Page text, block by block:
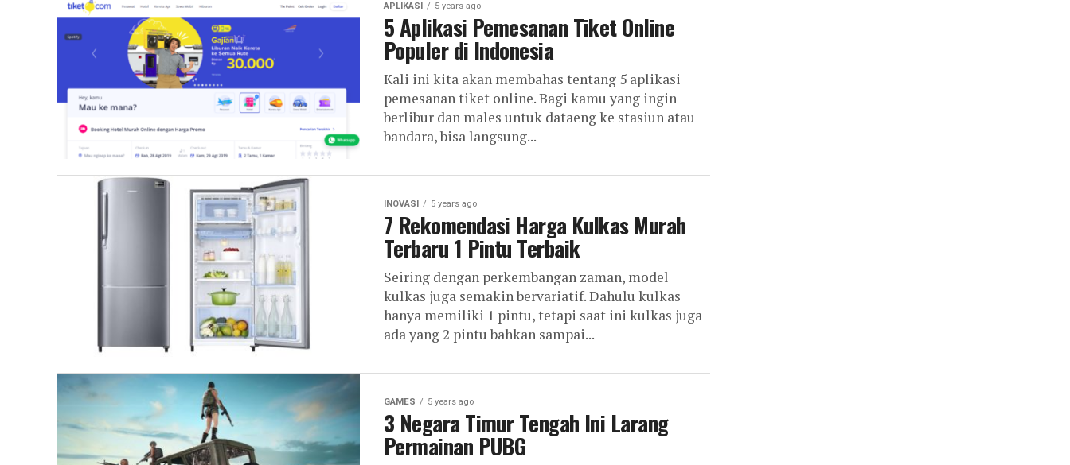
APLIKASI 5 years ago
5 Aplikasi Pemesanan Tiket Online
Populer di Indonesia
Kali ini kita akan membahas tentang 5 aplikasi
pemesanan tiket online. Bagi kamu yang ingin
berlibur dan males untuk dataeng ke stasiun atau
bandara, bisa langsung...
INOVASI 5 years ago
7 Rekomendasi Harga Kulkas Murah
Terbaru 1 Pintu Terbaik
Seiring dengan perkembangan zaman, model
kulkas juga semakin bervariatif. Dahulu kulkas
hanya memiliki 1 pintu, tetapi saat ini kulkas juga
ada yang 2 pintu bahkan sampai...
GAMES 5 years ago
3 Negara Timur Tengah Ini Larang
Permainan PUBG